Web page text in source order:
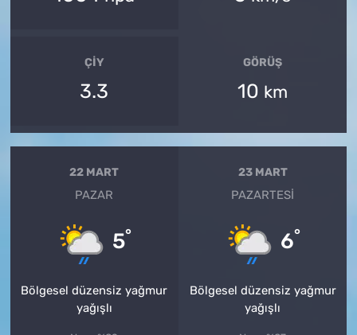
ÇIY
3.3
GÖRÜŞ
10 km
22 MART
PAZAR
5°
Bölgesel düzensiz yağmur
yağışlı
23 MART
PAZARTESI
6°
Bölgesel düzensiz yağmur
yağışlı